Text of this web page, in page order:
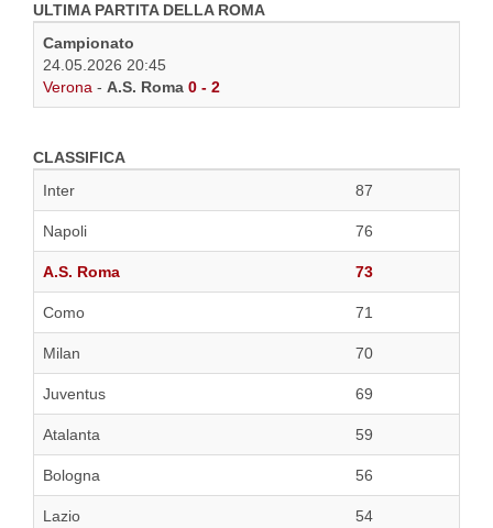
ULTIMA PARTITA DELLA ROMA
Campionato
24.05.2026 20:45
Verona - A.S. Roma 0 - 2
CLASSIFICA
Inter
87
Napoli 76
A.S. Roma 73
Como 71
Milan 70
Juventus 69
Atalanta 59
Bologna 56
Lazio 54